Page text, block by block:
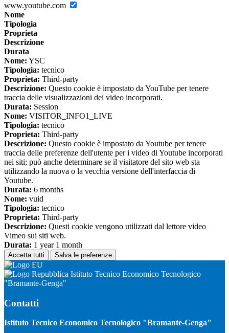
www.youtube.com
Nome
Tipologia
Proprieta
Descrizione
Durata
Nome: YSC
Tipologia: tecnico
Proprieta: Third-party
Descrizione: Questo cookie è impostato da YouTube per tenere
traccia delle visualizzazioni dei video incorporati.
Durata: Session
Nome: VISITOR_INFO1_LIVE
Tipologia: tecnico
Proprieta: Third-party
Descrizione: Questo cookie è impostato da Youtube per tenere
traccia delle preferenze dell'utente per i video di Youtube incorporati
nei siti; può anche determinare se il visitatore del sito web sta
utilizzando la nuova o la vecchia versione dell'interfaccia di
Youtube.
Durata: 6 months
Nome: vuid
Tipologia: tecnico
Proprieta: Third-party
Descrizione: Questi cookie vengono utilizzati dal lettore video
Vimeo sui siti web.
Durata: 1 year 1 month
Accetta tutti Salva le preferenze
Istituto Tecnico Economico Tecnologico
"Bramante-Genga"
Contatti
Istituto Tecnico Economico Tecnologico "Bramante-Genga"